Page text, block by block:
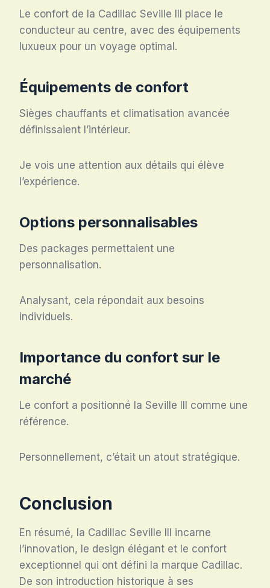
Le confort de la Cadillac Seville III place le
conducteur au centre, avec des équipements
luxueux pour un voyage optimal.
Équipements de confort
Sièges chauffants et climatisation avancée
définissaient l’intérieur.
Je vois une attention aux détails qui élève
l’expérience.
Options personnalisables
Des packages permettaient une
personnalisation.
Analysant, cela répondait aux besoins
individuels.
Importance du confort sur le
marché
Le confort a positionné la Seville III comme une
référence.
Personnellement, c’était un atout stratégique.
Conclusion
En résumé, la Cadillac Seville III incarne
l’innovation, le design élégant et le confort
exceptionnel qui ont défini la marque Cadillac.
De son introduction historique à ses